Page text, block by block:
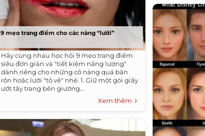
9 mẹo trang điểm cho các nàng “lười”
Hãy cùng nhau học hỏi 9 mẹo trang điểm
siêu đơn giản và "tiết kiệm năng lượng"
dành riêng cho những cô nàng quá bận
rộn hoặc lười "tô vẽ" nhé. 1. Giữ một gói giấy
ướt tẩy trang bên giường...
Xem thêm